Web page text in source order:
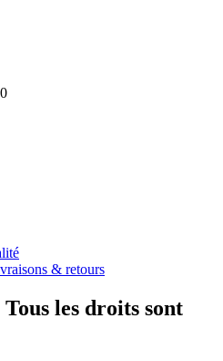
& retours
les droits sont